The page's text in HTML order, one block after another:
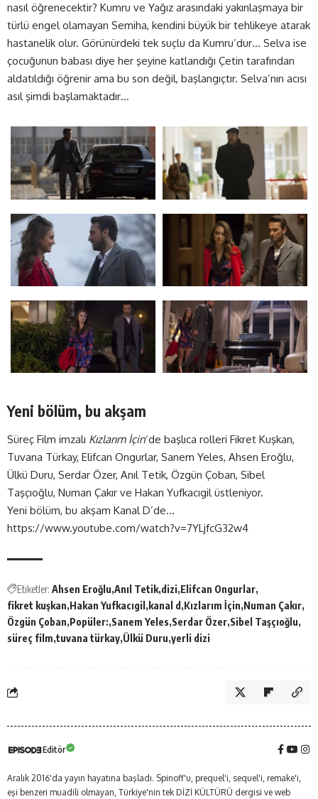
nasıl öğrenecektir? Kumru ve Yağız arasındaki yakınlaşmaya bir
türlü engel olamayan Semiha, kendini büyük bir tehlikeye atarak
hastanelik olur. Görünürdeki tek suçlu da Kumru’dur… Selva ise
çocuğunun babası diye her şeyine katlandığı Çetin tarafından
aldatıldığı öğrenir ama bu son değil, başlangıçtır. Selva’nın acısı
asıl şimdi başlamaktadır…
Yeni bölüm, bu akşam
Süreç Film imzalı Kızlarım İçin‘de başlıca rolleri Fikret Kuşkan,
Tuvana Türkay, Elifcan Ongurlar, Sanem Yeles, Ahsen Eroğlu,
Ülkü Duru, Serdar Özer, Anıl Tetik, Özgün Çoban, Sibel
Taşçıoğlu, Numan Çakır ve Hakan Yufkacıgil üstleniyor.
Yeni bölüm, bu akşam Kanal D’de…
https://www.youtube.com/watch?v=7YLjfcG32w4
Etiketler: Ahsen Eroğlu Anıl Tetik dizi Elifcan Ongurlar
fikret kuşkan Hakan Yufkacıgil kanal d Kızlarım İçin Numan Çakır
Özgün Çoban Popüler: Sanem Yeles Serdar Özer Sibel Taşçıoğlu
süreç film tuvana türkay Ülkü Duru yerli dizi
Editör
Aralık 2016'da yayın hayatına başladı. Spinoff'u, prequel'i, sequel'i, remake'i,
eşi benzeri muadili olmayan, Türkiye'nin tek DİZİ KÜLTÜRÜ dergisi ve web